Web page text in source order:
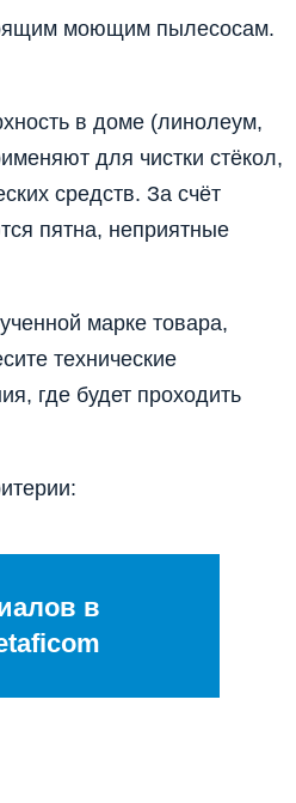
моющим пылесосам.
в доме (линолеум,
для чистки стёкол,
средств. За счёт
пятна, неприятные
марке товара,
технические
где будет проходить
в